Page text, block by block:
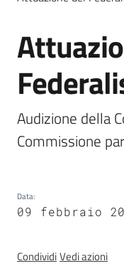
Servizi
della
Conferenze
Temi
Salta al contenuto
Audizione della
Commissione
Data:
09 febbraio
CondividiVedi azioni